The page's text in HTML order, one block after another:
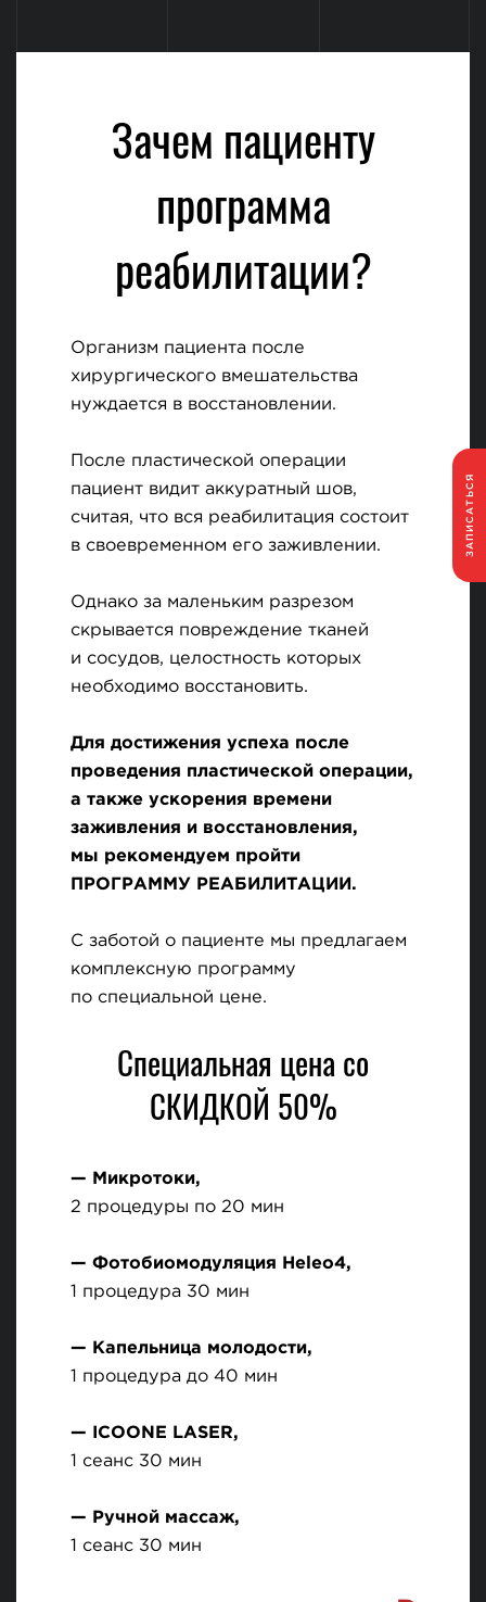
ЗАПИСАТЬСЯ
Зачем пациенту
программа
реабилитации?
Организм пациента после
хирургического вмешательства
нуждается в восстановлении.
После пластической операции
пациент видит аккуратный шов,
считая, что вся реабилитация состоит
в своевременном его заживлении.
Однако за маленьким разрезом
скрывается повреждение тканей
и сосудов, целостность которых
необходимо восстановить.
Для достижения успеха после
проведения пластической операции,
а также ускорения времени
заживления и восстановления,
мы рекомендуем пройти
ПРОГРАММУ РЕАБИЛИТАЦИИ.
С заботой о пациенте мы предлагаем
комплексную программу
по специальной цене.
Специальная цена со
СКИДКОЙ 50%
— Микротоки,
2 процедуры по 20 мин
— Фотобиомодуляция Heleo4,
1 процедура 30 мин
— Капельница молодости,
1 процедура до 40 мин
— ICOONE LASER,
1 сеанс 30 мин
— Ручной массаж,
1 сеанс 30 мин